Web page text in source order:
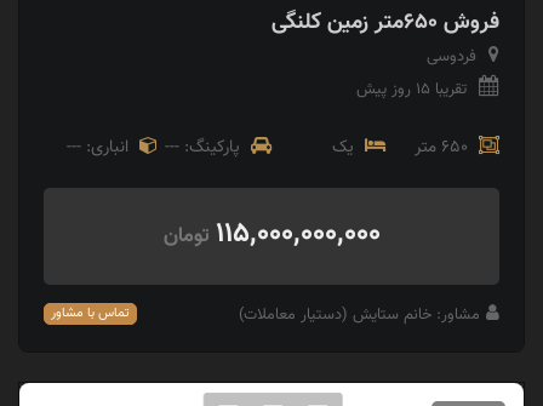
فروش 650متر زمین کلنگی
فردوسی
تقریبا 15 روز پیش
650 متر یک پارکینگ: --- انباری: ---
115,000,000,000 تومان
مشاور: خانم ستایش (دستیار معاملات) تماس با مشاور